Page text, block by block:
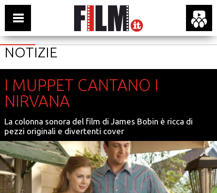
NOTIZIE
I MUPPET CANTANO I
NIRVANA
La colonna sonora del film di James Bobin è ricca di
pezzi originali e divertenti cover